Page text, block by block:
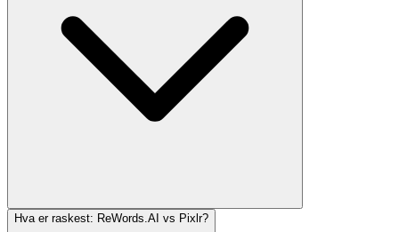
Hva er raskest: ReWords.AI vs Pixlr?